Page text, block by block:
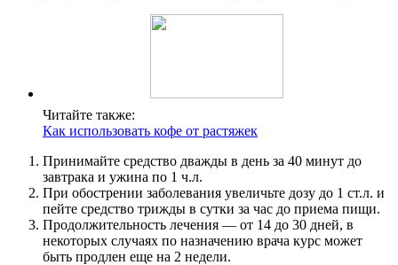
Читайте также:
Как использовать кофе от растяжек
Принимайте средство дважды в день за 40 минут до
завтрака и ужина по 1 ч.л.
При обострении заболевания увеличьте дозу до 1 ст.л. и
пейте средство трижды в сутки за час до приема пищи.
Продолжительность лечения — от 14 до 30 дней, в
некоторых случаях по назначению врача курс может
быть продлен еще на 2 недели.